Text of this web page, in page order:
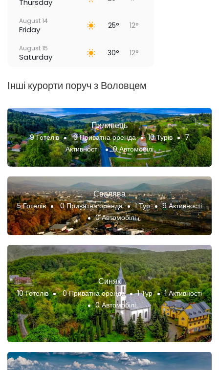
Thursday
August 14
Friday 25° 12°
August 15
Saturday 30° 12°
Інші курорти поруч з Воловцем
Пилипець
9 Готелів 0 Приватна оренда 10 Турів
7
Активності
0 Автомобілі
Свалява
5 Готелів 0 Приватна оренда 1 Тур
9 Активності
0 Автомобілі
Синяк
10 Готелів 0 Приватна оренда 1 Тур
1 Активності
0 Автомобілі